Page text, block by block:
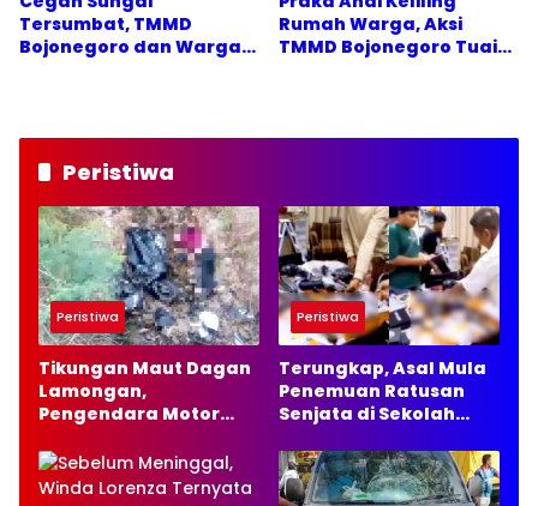
Tersumbat, TMMD
Bojonegoro dan Warga
Rumah Warga, Aksi
TMMD Bojonegoro Tuai
Peristiwa
Peristiwa
Tikungan Maut Dagan
Lamongan,
Pengendara Motor
Peristiwa
Terungkap, Asal Mula
Penemuan Ratusan
Senjata di Sekolah
Selatan